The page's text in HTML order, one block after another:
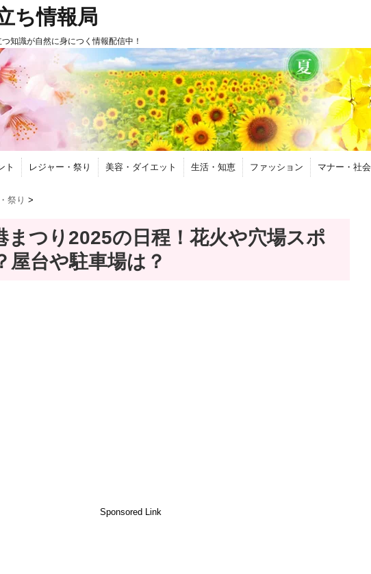
ち情報局
知識が自然に身につく情報配信中！
ト レジャー・祭り 美容・ダイエット 生活・知恵 ファッション マナー・社会
祭り >
まつり2025の日程！花火や穴場スポ
屋台や駐車場は？
Sponsored Link